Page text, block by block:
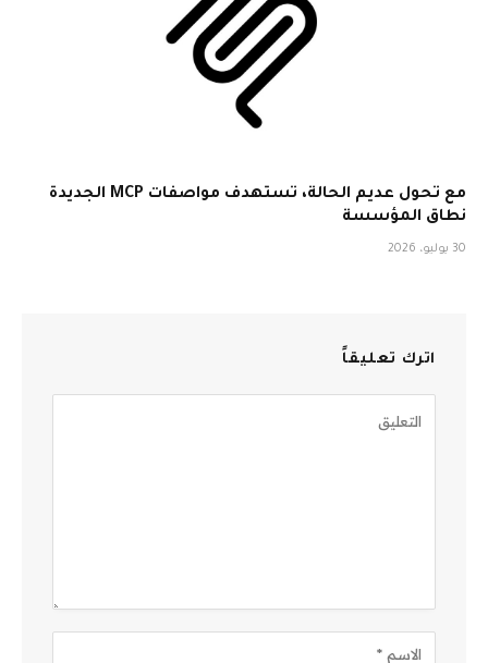
مع تحول عديم الحالة، تستهدف مواصفات MCP الجديدة
نطاق المؤسسة
30 يوليو، 2026
اترك تعليقاً